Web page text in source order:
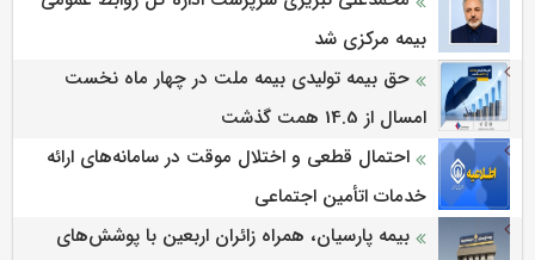
بیمه مركزی شد
حق بیمه تولیدی بیمه ملت در چهار ماه نخست
امسال از 14.5 همت گذشت
احتمال قطعی و اختلال موقت در سامانه‌های ارائه
خدمات اتأمین اجتماعی
بیمه پارسیان، همراه زائران اربعین با پوشش‌های